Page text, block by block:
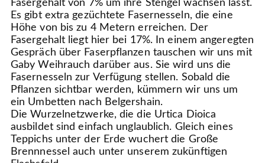
Fasergehalt von 7% um ihre Stengel wachsen lässt.
Es gibt extra gezüchtete Fasernesseln, die eine
Höhe von bis zu 4 Metern erreichen. Der
Fasergehalt liegt hier bei 17%. In einem angeregten
Gespräch über Faserpflanzen tauschen wir uns mit
Gaby Weihrauch darüber aus. Sie wird uns die
Fasernesseln zur Verfügung stellen. Sobald die
Pflanzen sichtbar werden, kümmern wir uns um
ein Umbetten nach Belgershain.
Die Wurzelnetzwerke, die die Urtica Dioica
ausbildet sind einfach unglaublich. Gleich eines
Teppichs unter der Erde wuchert die Große
Brennnessel auch unter unserem zukünftigen